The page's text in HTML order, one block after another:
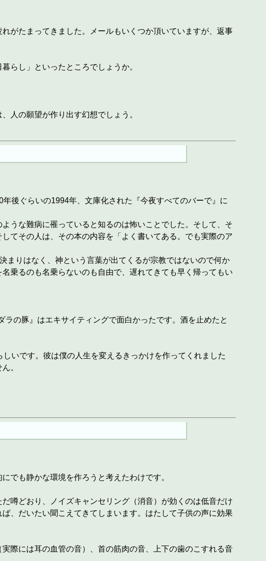
がたまってきました。メールもいくつか頂いていますが、返事
らし」といったところでしょうか。
人の願望が作り出す幻想でしょう。
後ぐらいの1994年、文庫化された『今夜すべてのバーで』に
うな難病に罹っていると知るのは怖いことでした。そして、そ
てその人は、その本の内容を「よく書いてある。でも実際のア
まりはなく、神という言葉が出てくるが宗教ではないので何か
乗るのも名乗らないのも自由で、遅れてきても早く帰ってもい
の豚』はエキサイティングで面白かったです。酒を止めたと
いです。彼は僕の人生を変えるきっかけを作ってくれました
。
でも静かな環境を作ろうと考えたわけです。
噂どおり、ノイズキャンセリング（消音）が効くのは低音だけ
、だいたい聞こえてきてしまいます。はたして子供の声に効果
際には耳の血管の音）、首の筋肉の音、上下の歯のこすれる音